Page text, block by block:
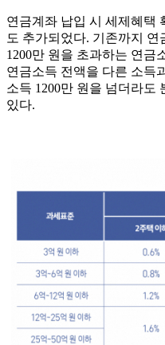
연금계좌 납입 시 세제혜택
도 추가되었다. 기존까지
1200만 원을 초과하는 연금
연금소득 전액을 다른 소득
소득 1200만 원을 넘더라도
있다.